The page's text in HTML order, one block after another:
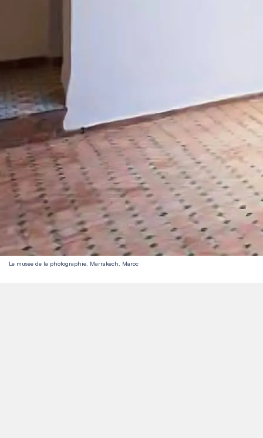
Le musée de la photographie, Marrakech, Maroc